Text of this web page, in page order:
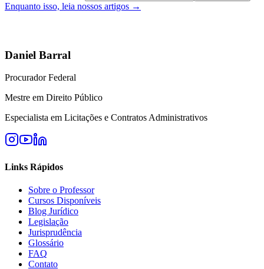
Enquanto isso, leia nossos artigos →
Daniel Barral
Procurador Federal
Mestre em Direito Público
Especialista em Licitações e Contratos Administrativos
Links Rápidos
Sobre o Professor
Cursos Disponíveis
Blog Jurídico
Legislação
Jurisprudência
Glossário
FAQ
Contato